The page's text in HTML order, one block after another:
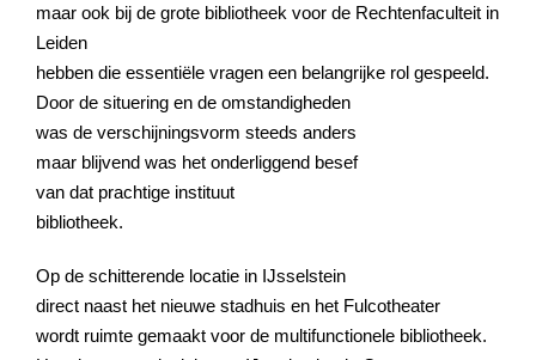
maar ook bij de grote bibliotheek voor de Rechtenfaculteit in
Leiden
hebben die essentiële vragen een belangrijke rol gespeeld.
Door de situering en de omstandigheden
was de verschijningsvorm steeds anders
maar blijvend was het onderliggend besef
van dat prachtige instituut
bibliotheek.
Op de schitterende locatie in IJsselstein
direct naast het nieuwe stadhuis en het Fulcotheater
wordt ruimte gemaakt voor de multifunctionele bibliotheek.